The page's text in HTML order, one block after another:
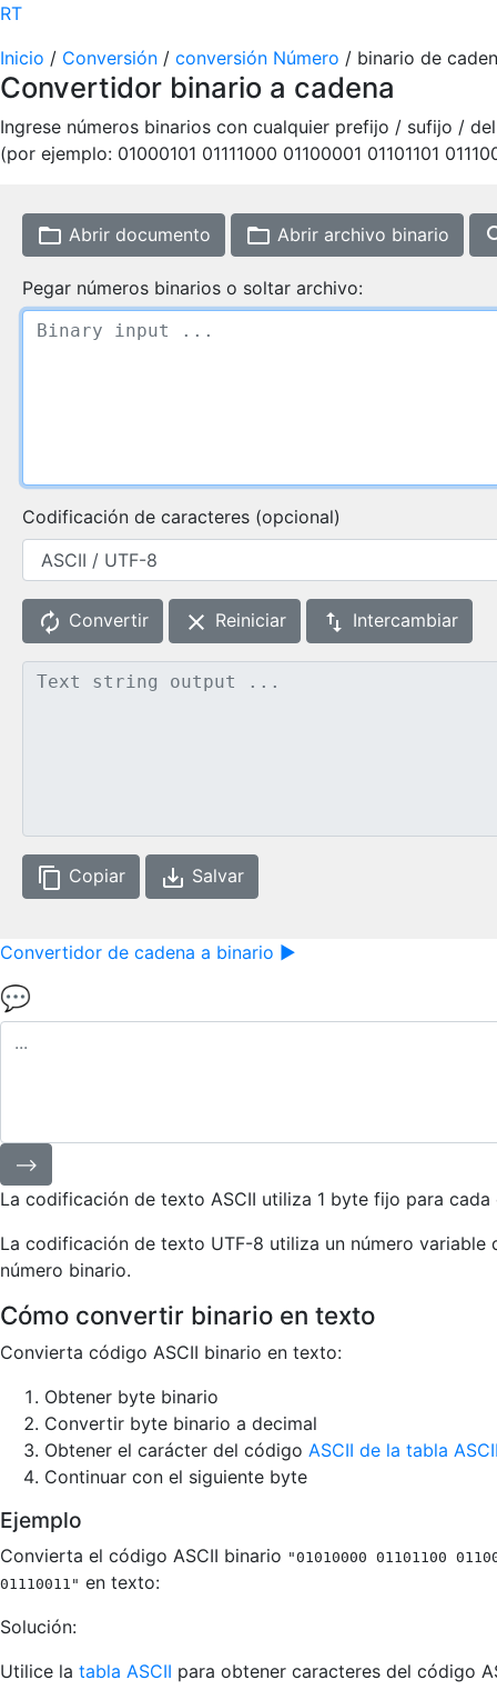
RT
Inicio / Conversión / conversión Número / binario de
Convertidor binario a cadena
Ingrese números binarios con cualquier prefijo / sufijo /
(por ejemplo: 01000101 01111000 01100001 01101101
folder_open Abrir documento folder_open Abrir archivo binario
Pegar números binarios o soltar archivo:
Codificación de caracteres (opcional)
autorenew Convertir clear Reiniciar swap_vert Intercambiar
content_copy Copiar save_alt Salvar
Convertidor de cadena a binario ►
💬
⟶
La codificación de texto ASCII utiliza 1 byte fijo para cada
La codificación de texto UTF-8 utiliza un número
número binario.
Cómo convertir binario en texto
Convierta código ASCII binario en texto:
Obtener byte binario
Convertir byte binario a decimal
Obtener el carácter del código ASCII de la tabla
Continuar con el siguiente byte
Ejemplo
Convierta el código ASCII binario "01010000 01101100
01110011" en texto:
Solución:
Utilice la tabla ASCII para obtener caracteres del código